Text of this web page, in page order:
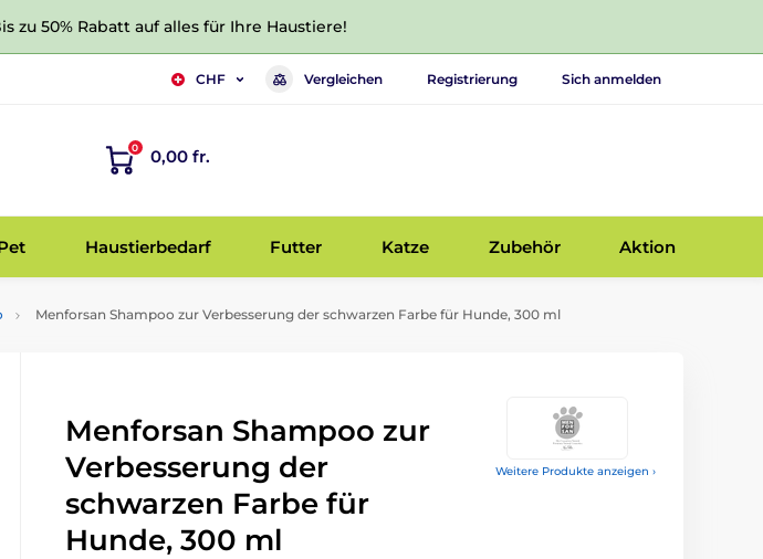
zu 50% Rabatt auf alles für Ihre Haustiere!
CHF Vergleichen Registrierung Sich anmelden
0 0,00 fr.
Haustierbedarf Futter Katze Zubehör Aktion
Menforsan Shampoo zur Verbesserung der schwarzen Farbe für Hunde, 300 ml
Weitere Produkte anzeigen ›
Menforsan Shampoo zur
Verbesserung der
schwarzen Farbe für
Hunde, 300 ml